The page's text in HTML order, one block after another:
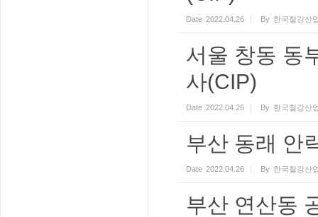
Date 2022.04.26 By 한국철강산
서울 창동 동
사(CIP)
Date 2022.04.26 By 한국철강산
부산 동래 안
Date 2022.04.26 By 한국철강산
부산 연산동